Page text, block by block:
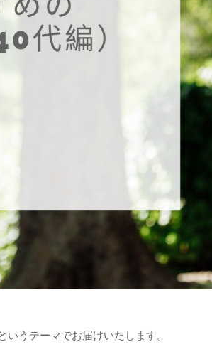
いうテーマでお届けいたします。